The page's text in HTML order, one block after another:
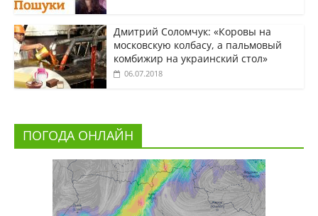
Дмитрий Соломчук: «Коровы на
московскую колбасу, а пальмовый
комбижир на украинский стол»
06.07.2018
ПОГОДА ОНЛАЙН